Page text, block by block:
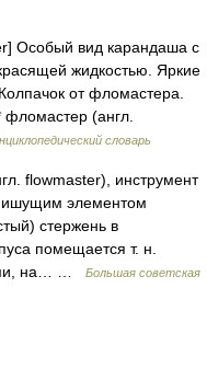
Особый вид карандаша с
жидкостью. Яркие
от фломастера.
(англ.
словарь
инструмент
элементом
стержень в
помещается т. н.
на… …
Большая советская